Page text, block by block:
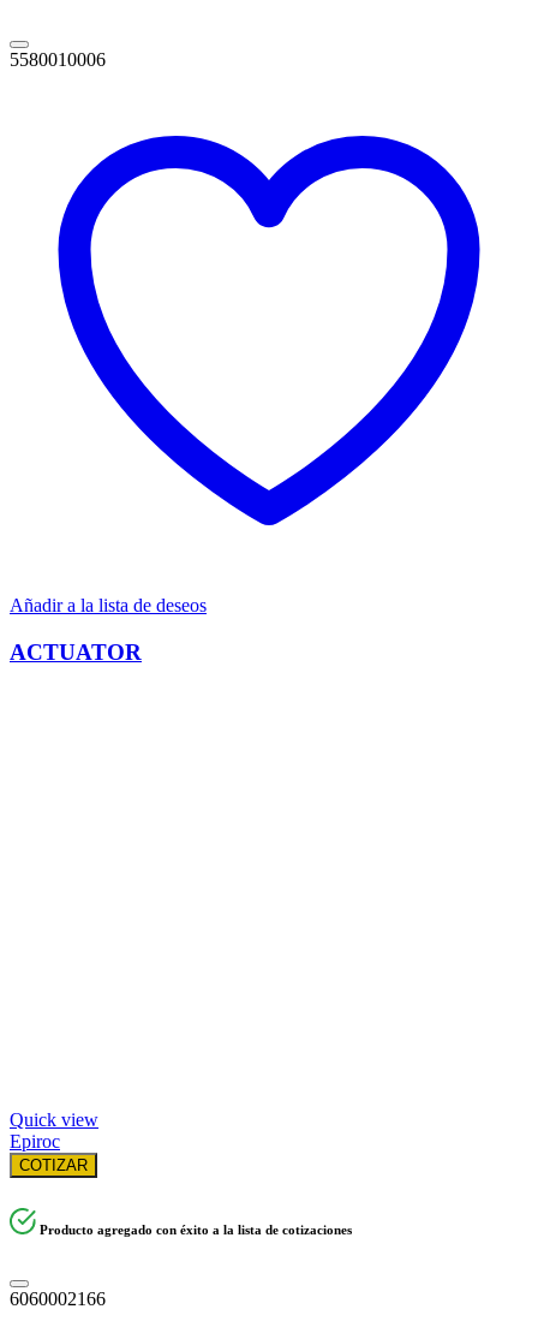
5580010006
Añadir a la lista de deseos
ACTUATOR
Quick view
Epiroc
COTIZAR
Producto agregado con éxito a la lista de cotizaciones
6060002166